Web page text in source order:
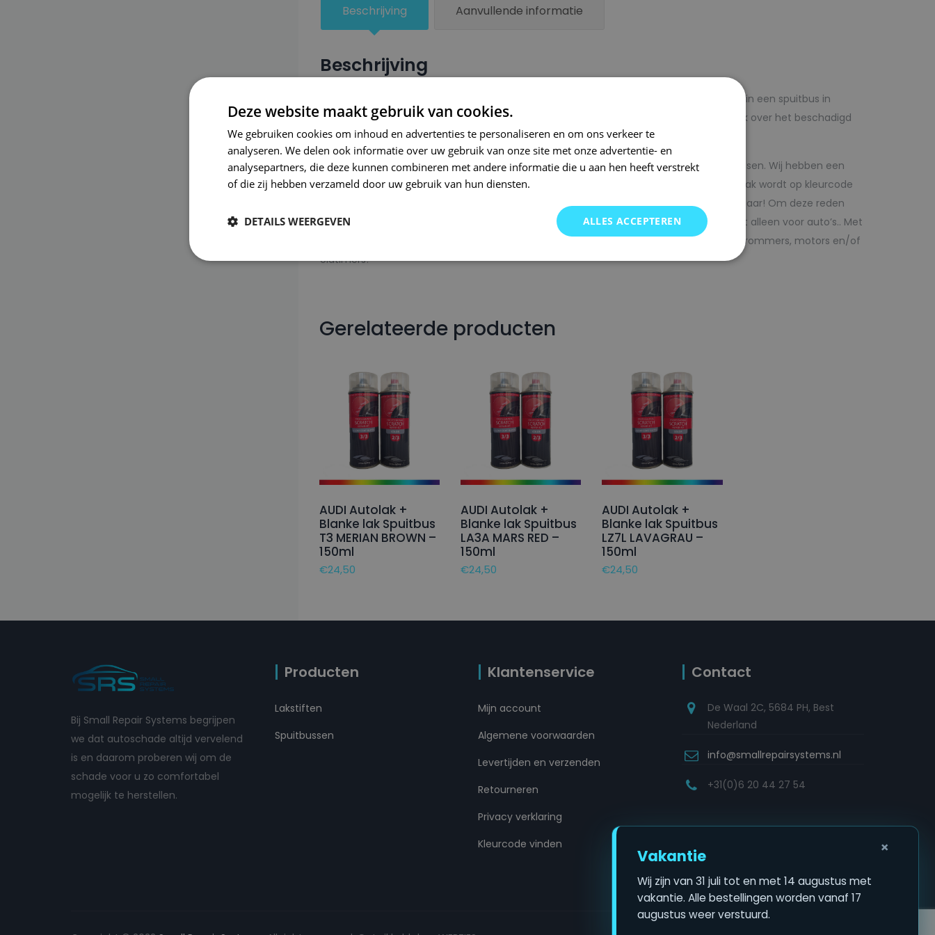
Beschrijving Aanvullende informatie
Beschrijving
Een groter beschadigd oppervlak van je auto behandel je nu zelf voordelig met autolak in een spuitbus in
combinatie met blanke lak van Small Repair Systems. U dient op voorhand de blanke lak over het beschadigd
oppervlak te spuiten zodat de kleurlak beter hecht.
Bij SRS bent u aan het juiste adres wanneer het gaat om hoge kwaliteit autolak spuitbussen. Wij hebben een
gigantisch assortiment met oneindig veel kleurencombinaties in ons arsenaal. De autolak wordt op kleurcode
of kleurnaam gemaakt en is afgevuld met professionele verf. Direct uit voorraad leverbaar! Om deze reden
garanderen wij dat u altijd de gewenste kleur voor uw auto bij SRS kunt vinden. Maar niet alleen voor auto’s.. Met
onze A-kwaliteit spuitbussen kunt u bij ons ook terecht voor bedrijfswagens, scooters, brommers, motors en/of
oldtimers!
Gerelateerde producten
AUDI Autolak +
Blanke lak Spuitbus
T3 MERIAN BROWN –
150ml
€24,50
AUDI Autolak +
Blanke lak Spuitbus
LA3A MARS RED –
150ml
€24,50
AUDI Autolak +
Blanke lak Spuitbus
LZ7L LAVAGRAU –
150ml
€24,50
Bij Small Repair Systems begrijpen
we dat autoschade altijd vervelend
is en daarom proberen wij om de
schade voor u zo comfortabel
mogelijk te herstellen.
Producten
Lakstiften
Spuitbussen
Klantenservice
Mijn account
Algemene voorwaarden
Levertijden en verzenden
Retourneren
Privacy verklaring
Kleurcode vinden
Contact
De Waal 2C, 5684 PH, Best
Nederland
info@smallrepairsystems.nl
+31(0)6 20 44 27 54
×
Vakantie
Wij zijn van 31 juli tot en met 14 augustus met
vakantie. Alle bestellingen worden vanaf 17
augustus weer verstuurd.
Deze website maakt gebruik van cookies.
We gebruiken cookies om inhoud en advertenties te personaliseren en om ons verkeer te
analyseren. We delen ook informatie over uw gebruik van onze site met onze advertentie- en
analysepartners, die deze kunnen combineren met andere informatie die u aan hen heeft verstrekt
of die zij hebben verzameld door uw gebruik van hun diensten.
ALLES ACCEPTEREN
DETAILS WEERGEVEN